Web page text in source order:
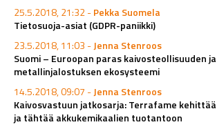
25.5.2018, 21:32 -Pekka Suomela
Tietosuoja-asiat (GDPR-paniikki)
23.5.2018, 11:03 -Jenna Stenroos
Suomi – Euroopan paras kaivosteollisuuden ja
metallinjalostuksen ekosysteemi
14.5.2018, 09:07 -Jenna Stenroos
Kaivosvastuun jatkosarja: Terrafame
ja tähtää akkukemikaalien tuotantoon